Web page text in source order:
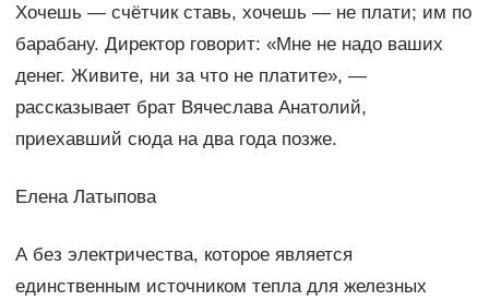
Хочешь — счётчик ставь, хочешь — не плати; им по
барабану. Директор говорит: «Мне не надо ваших
денег. Живите, ни за что не платите», —
рассказывает брат Вячеслава Анатолий,
приехавший сюда на два года позже.
Елена Латыпова
А без электричества, которое является
единственным источником тепла для железных